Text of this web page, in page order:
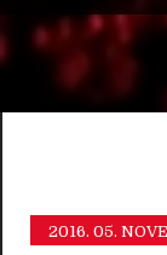
2016. 05.